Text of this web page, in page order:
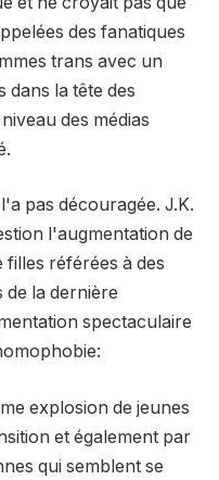
des fanatiques
trans avec un
dans la tête des
des médias
pas découragée. J.K.
l'augmentation de
référées à des
de la dernière
spectaculaire
explosion de jeunes
et également par
qui semblent se